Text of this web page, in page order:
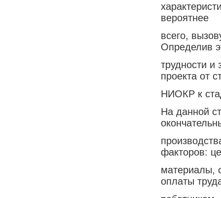
вероятнее
всего,
Определив
трудности и
проекта от
НИОКР к
На данной
факторов:
материалы,
оплаты